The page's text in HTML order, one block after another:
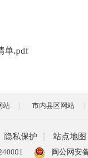
单.pdf
站 市内县区网站
隐私保护 站点地图
闽公网安